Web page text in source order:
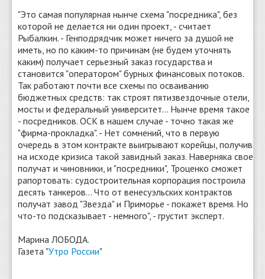
"Это самая популярная нынче схема "посредника", без
которой не делается ни один проект, - считает
Рыбалкин. - Генподрядчик может ничего за душой не
иметь, но по каким-то причинам (не будем уточнять
каким) получает серьезный заказ государства и
становится "оператором" бурных финансовых потоков.
Так работают почти все схемы по осваиванию
бюджетных средств: так строят пятизвездочные отели,
мосты и федеральный университет... Нынче время такое
- посредников. ОСК в нашем случае - точно такая же
"фирма-прокладка". - Нет сомнений, что в первую
очередь в этом контракте выигрывают корейцы, получив
на исходе кризиса такой завидный заказ. Наверняка свое
получат и чиновники, и "посредники", Троценко сможет
рапортовать: судостроительная корпорация построила
десять танкеров... Что от венесуэльских контрактов
получат завод "Звезда" и Приморье - покажет время. Но
что-то подсказывает - немного", - грустит эксперт.
Марина ЛОБОДА.
Газета "Утро России"